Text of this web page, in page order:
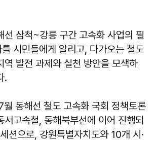
선 삼척~강릉 구간 고속화 사업의 필
시민들에게 알리고, 다가오는 철도
역 발전 과제와 실천 방안을 모색하
.
월 동해선 철도 고속화 국회 정책토론
서고속철, 동해북부선에 이어 진행되
세션으로, 강원특별자치도와 10개 시·